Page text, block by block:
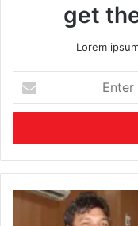
get
Lorem
your
Email